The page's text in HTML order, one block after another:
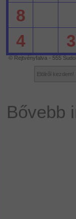
Elölről kezdem!
8
4
3
© Rejtvényfalva - 555
Bővebb